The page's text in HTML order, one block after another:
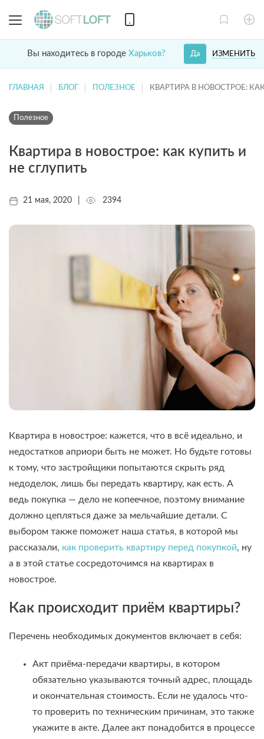
Вы находитесь в городе Харьков? ИЗМЕНИТЬ
Да
ГЛАВНАЯ БЛОГ ПОЛЕЗНОЕ КВАРТИРА В НОВОСТРОЕ:
Полезное
Квартира в новострое: как купить и
не сглупить
21 мая, 2020 2394
Квартира в новострое: кажется, что в всё идеально, и
недостатков априори быть не может. Но будьте готовы
к тому, что застройщики попытаются скрыть ряд
недоделок, лишь бы передать квартиру, как есть. А
ведь покупка — дело не копеечное, поэтому внимание
должно цепляться даже за мельчайшие детали. С
выбором также поможет наша статья, в которой мы
рассказали, как проверить квартиру перед покупкой, ну
а в этой статье сосредоточимся на квартирах в
новострое.
Как происходит приём квартиры?
Перечень необходимых документов включает в себя:
Акт приёма-передачи квартиры, в котором
обязательно указываются точный адрес, площадь
и окончательная стоимость. Если не удалось что-
то проверить по техническим причинам, это также
укажите в акте. Далее акт понадобится в процессе